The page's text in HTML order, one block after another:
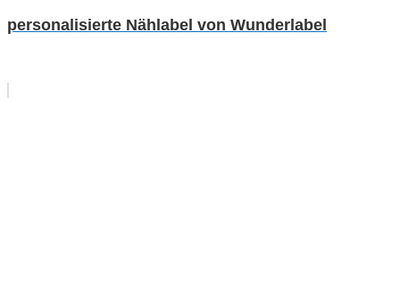
personalisierte Nählabel von Wunderlabel